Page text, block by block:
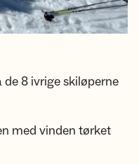
8 ivrige skiløperne
med vinden tørket